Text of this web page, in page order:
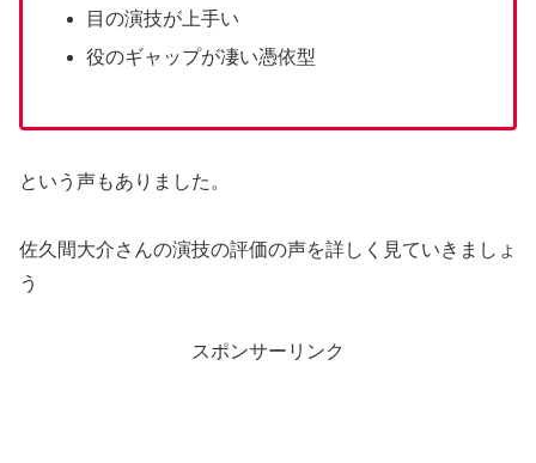
目の演技が上手い
役のギャップが凄い憑依型
という声もありました。
佐久間大介さんの演技の評価の声を詳しく見ていきましょ
う
スポンサーリンク